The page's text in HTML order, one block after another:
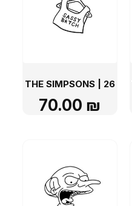
THE SIMPSONS | 26
70.00 ₪